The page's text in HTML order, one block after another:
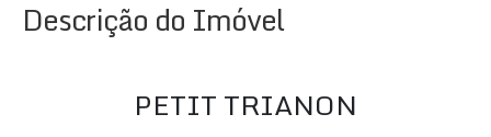
Descrição do Imóvel
PETIT TRIANON